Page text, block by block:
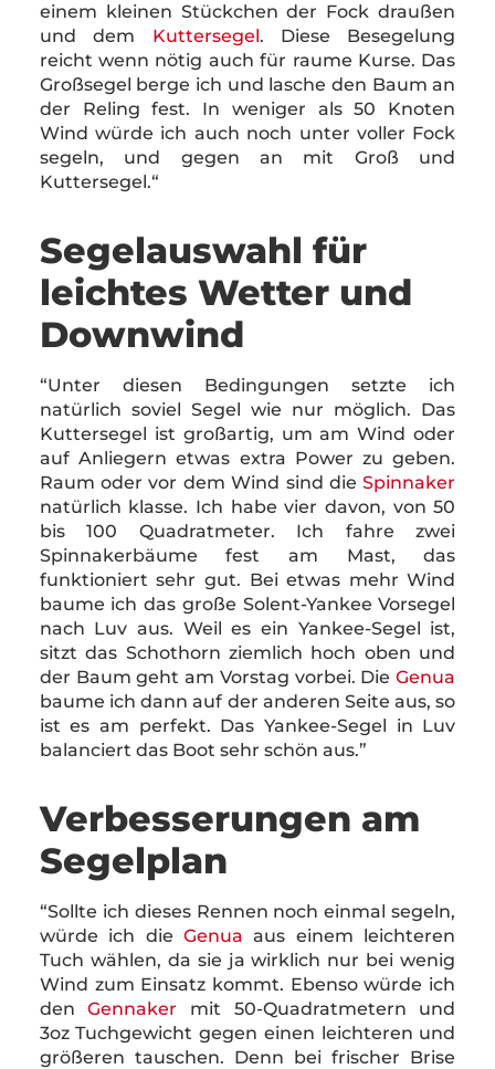
einem kleinen Stückchen der Fock draußen
und dem Kuttersegel. Diese Besegelung
reicht wenn nötig auch für raume Kurse. Das
Großsegel berge ich und lasche den Baum an
der Reling fest. In weniger als 50 Knoten
Wind würde ich auch noch unter voller Fock
segeln, und gegen an mit Groß und
Kuttersegel.“
Segelauswahl für
leichtes Wetter und
Downwind
“Unter diesen Bedingungen setzte ich
natürlich soviel Segel wie nur möglich. Das
Kuttersegel ist großartig, um am Wind oder
auf Anliegern etwas extra Power zu geben.
Raum oder vor dem Wind sind dieSpinnaker
natürlich klasse. Ich habe vier davon, von 50
bis 100 Quadratmeter. Ich fahre zwei
Spinnakerbäume fest am Mast, das
funktioniert sehr gut. Bei etwas mehr Wind
baume ich das große Solent-Yankee Vorsegel
nach Luv aus. Weil es ein Yankee-Segel ist,
sitzt das Schothorn ziemlich hoch oben und
der Baum geht am Vorstag vorbei. DieGenua
baume ich dann auf der anderen Seite aus, so
ist es am perfekt. Das Yankee-Segel in Luv
balanciert das Boot sehr schön aus.”
Verbesserungen am
Segelplan
“Sollte ich dieses Rennen noch einmal segeln,
würde ich die Genua aus einem leichteren
Tuch wählen, da sie ja wirklich nur bei wenig
Wind zum Einsatz kommt. Ebenso würde ich
denGennaker mit 50-Quadratmetern und
3oz Tuchgewicht gegen einen leichteren und
größeren tauschen. Denn bei frischer Brise